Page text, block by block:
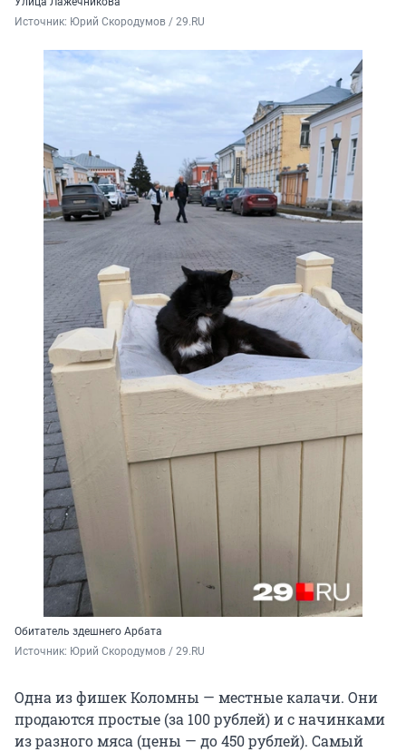
Источник: Юрий Скородумов / 29.RU
Обитатель здешнего Арбата
Источник: Юрий Скородумов / 29.RU
Одна из фишек Коломны — местные калачи. Они
продаются простые (за 100 рублей) и с начинками
из разного мяса (цены — до 450 рублей). Самый